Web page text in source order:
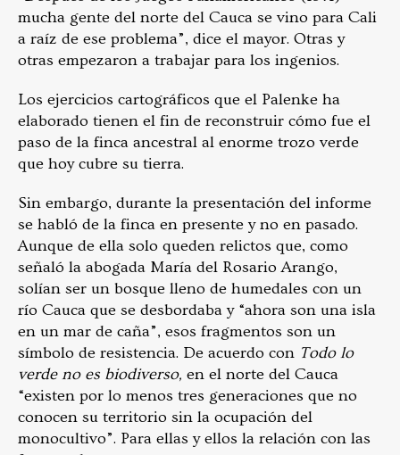
mucha gente del norte del Cauca se vino para Cali
a raíz de ese problema”, dice el mayor. Otras y
otras empezaron a trabajar para los ingenios.
Los ejercicios cartográficos que el Palenke ha
elaborado tienen el fin de reconstruir cómo fue el
paso de la finca ancestral al enorme trozo verde
que hoy cubre su tierra.
Sin embargo, durante la presentación del informe
se habló de la finca en presente y no en pasado.
Aunque de ella solo queden relictos que, como
señaló la abogada María del Rosario Arango,
solían ser un bosque lleno de humedales con un
río Cauca que se desbordaba y “ahora son una isla
en un mar de caña”, esos fragmentos son un
símbolo de resistencia. De acuerdo con Todo lo
verde no es biodiverso, en el norte del Cauca
“existen por lo menos tres generaciones que no
conocen su territorio sin la ocupación del
monocultivo”. Para ellas y ellos la relación con las